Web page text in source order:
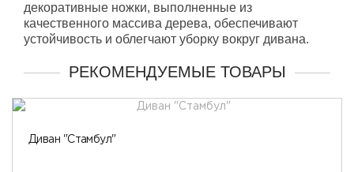
декоративные ножки, выполненные из
качественного массива дерева, обеспечивают
устойчивость и облегчают уборку вокруг дивана.
РЕКОМЕНДУЕМЫЕ ТОВАРЫ
Диван "Стамбул"